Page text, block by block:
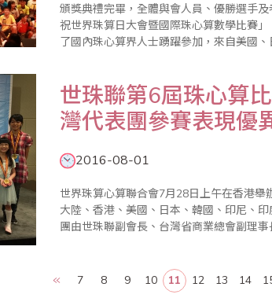
頒獎典禮完畢，全體與會人員、優勝選手
祝世界珠算日大會暨國際珠心算數學比賽
了國內珠心算界人士踴躍參加，來自美國
世珠聯第6屆珠心算
灣代表團參賽表現優
2016-08-01
世界珠算心算聯合會7月28日上午在香港舉
大陸、香港、美國、日本、韓國、印尼、
團由世珠聯副會長、台灣省商業總會副理
7
8 9 10 11 12 13 14